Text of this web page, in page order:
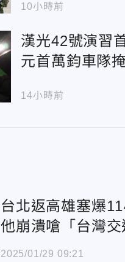
10小時前
漢光42號演習
元首萬鈞車隊
14小時前
台北返高雄塞爆11
他崩潰嗆「台灣交
網笑：活該
2025/01/29 09:21